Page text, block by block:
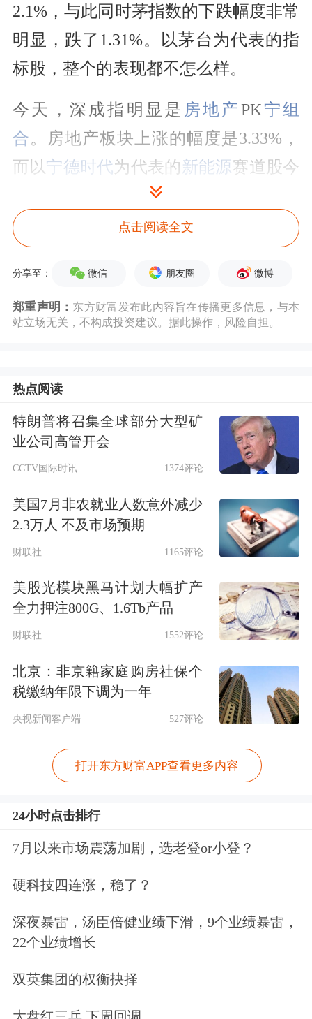
2.1%，与此同时茅指数的下跌幅度非常
明显，跌了1.31%。以茅台为代表的指
标股，整个的表现都不怎么样。
今天，深成指明显是 房地产PK宁组
合。房地产板块上涨的幅度是3.33%，
而以宁德时代为代表的新能源赛道股今
天的下跌幅度确是高达了2.53%。这两
个PK，本质上就是低估值和高估值的
PK，也是所谓的“老三傻”跟赛道股的
PK。
因为随着各地松绑政策的落地，地产股
出泥潭。与此相应的，大家对于资金的
在慢慢地恢复过程中。所以房地产，
行，保险三位一体的格局是越来越明显
了。金融股走强，导致上证指数的表现
要比深成指强得多。
出还是比较明显的。原因就在于外围市
场的不太平，主要就是俄乌战争的局势
亡”事件，虽然现在还不知道具体情况
究竟怎么样，但是已经引发了欧美对俄
判前景又充满着疑虑，这就成了导致美
要原因。连带今天港股市场回落也是比
较明显，所以北向资金的流出跟目前形
势的变化有一定的关系。
当然基本面也有关于中概股方面的利
好。因为证监会前段时间公布了境外上
市的相关修订，完善跨境监管的合作安
排，有效地化解了因为监管问题导致中
点击阅读全文
分享至： 微信 朋友圈 微博
郑重声明： 东方财富发布此内容旨在传播更多信息，与本
站立场无关，不构成投资建议。据此操作，风险自担。
热点阅读
特朗普将召集全球部分大型矿
业公司高管开会
CCTV国际时讯 1374评论
美国7月非农就业人数意外减少
2.3万人 不及市场预期
财联社 1165评论
美股光模块黑马计划大幅扩产
全力押注800G、1.6Tb产品
财联社 1552评论
北京：非京籍家庭购房社保个
税缴纳年限下调为一年
央视新闻客户端 527评论
打开东方财富APP查看更多内容
24小时点击排行
7月以来市场震荡加剧，选老登or小登？
硬科技四连涨，稳了？
深夜暴雷，汤臣倍健业绩下滑，9个业绩暴雷，
22个业绩增长
双英集团的权衡抉择